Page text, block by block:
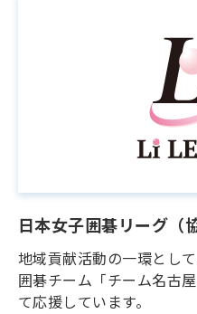
日本女子囲碁リーグ（
地域貢献活動の一環とし
囲碁チーム「チーム名古
て応援しています。